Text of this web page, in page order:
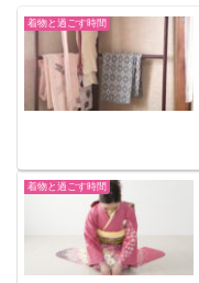
着物と過ごす時間
着物と過ごす時間